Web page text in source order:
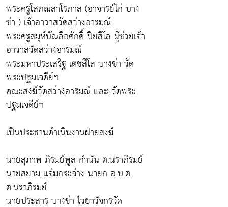
พระครูโสภณสาโรภาส (อาจารย์ไก่ บาง
ข่า ) เจ้าอาวาสวัดสว่างอารมณ์
พระครูสมุห์บัณลือศักดิ์ ปิยสีโล ผู้ช่วยเจ้า
อาวาสวัดสว่างอารมณ์
พระมหาประเสริฐ เตชสีโล บางข่า วัด
พระปฐมเจดีย์ฯ
คณะสงฆ์วัดสว่างอารมณ์ และ วัดพระ
ปฐมเจดีย์ฯ
เป็นประธานดำเนินงานฝ่ายสงฆ์
นายสุภาพ ภิรมย์พูล กำนัน ต.นราภิรมย์
นายสยาม แจ่มกระจ่าง นายก อ.บ.ต.
ต.นราภิรมย์
นายประสาร บางข่า ไวยาวัจกรวัด